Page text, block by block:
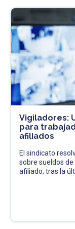
Vigiladores:
para
afiliados
El sindicato
sobre sueldos
afiliado, tras la